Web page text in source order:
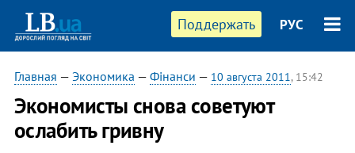
Поддержать РУС
Главная — Экономика — Фінанси — 10 августа 2011, 15:42
Экономисты снова советуют
ослабить гривну